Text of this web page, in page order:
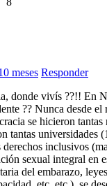
meses Responder
donde vivís ??!! En
?? Nunca desde el
se hicieron
tantas universidades
derechos inclusivos
sexual integral en
del embarazo,